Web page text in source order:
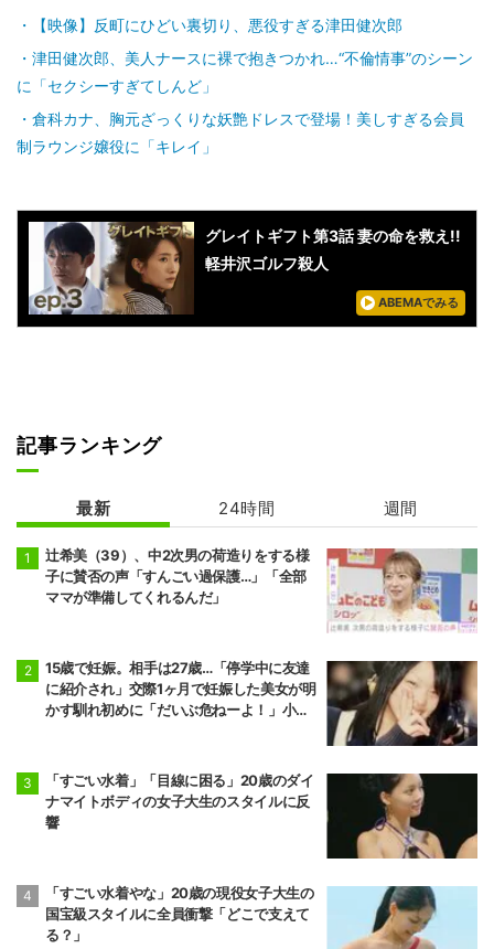
【映像】反町にひどい裏切り、悪役すぎる津田健次郎
津田健次郎、美人ナースに裸で抱きつかれ…“不倫情事”のシーン
に「セクシーすぎてしんど」
倉科カナ、胸元ざっくりな妖艶ドレスで登場！美しすぎる会員
制ラウンジ嬢役に「キレイ」
グレイトギフト第3話 妻の命を救え!!
軽井沢ゴルフ殺人
ABEMAでみる
記事ランキング
最新 24時間 週間
辻希美（39）、中2次男の荷造りをする様
子に賛否の声「すんごい過保護…」「全部
ママが準備してくれるんだ」
15歳で妊娠。相手は27歳…「停学中に友達
に紹介され」交際1ヶ月で妊娠した美女が明
かす馴れ初めに「だいぶ危ねーよ！」小森
「すごい水着」「目線に困る」20歳のダイ
ナマイトボディの女子大生のスタイルに反
響
「すごい水着やな」20歳の現役女子大生の
国宝級スタイルに全員衝撃「どこで支えて
る？」